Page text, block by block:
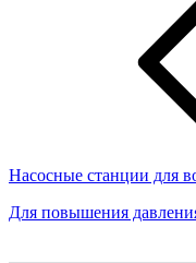
Насосные станции для
Для повышения